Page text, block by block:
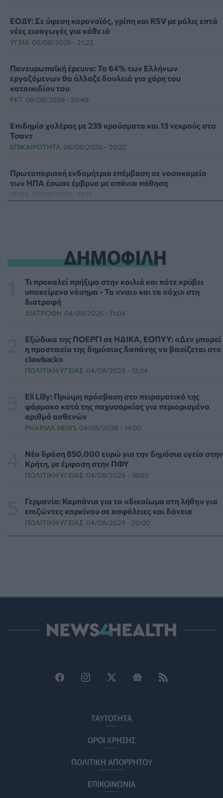
ΕΟΔΥ: Σε ύφεση κορονοϊός, γρίπη και RSV με μόλις επτά
νέες εισαγωγές για κάθε ιό
ΥΓΕΊΑ 06/08/2026 - 21:22
Πανευρωπαϊκή έρευνα: Το 64% των Ελλήνων
εργαζόμενων θα άλλαζε δουλειά για χάρη του
κατοικιδίου του
PET 06/08/2026 - 20:49
Επιδημία χολέρας με 239 κρούσματα και 13 νεκρούς στο
Τσαντ
ΕΠΙΚΑΙΡΌΤΗΤΑ 06/08/2026 - 20:22
Πρωτοποριακή ενδομήτρια επέμβαση σε νοσοκομείο
των ΗΠΑ έσωσε έμβρυο με σπάνια πάθηση
ΥΓΕΊΑ 06/08/2026 - 19:17
Διαβητική αμφιβληστροειδοπάθεια: «Σιωπηλός»
κίνδυνος για την όραση των ασθενών
HEALTH TALK 06/08/2026 - 17:34
Γιατί οι γιατροί διστάζουν να γράψουν ορμονική
ΥΓΕΊΑ 06/08/2026 - 17:01
Γιαννάκος: Πρωτοφανής πίεση στο Νοσοκομείο
Ζακύνθου - Καταγγέλθηκαν οκτώ βιασμοί γυναικών
Έκτακτα μέτρα και στην Καστοριά κατά της διασποράς
της ευλογιάς των προβάτων
ΕΠΙΚΑΙΡΌΤΗΤΑ 06/08/2026 - 16:16
Τα τρία SOS στη μέση ηλικία που εξασφαλίζουν 13
επιπλέον χρόνια χωρίς άνοια
ΥΓΕΊΑ 06/08/2026 - 16:00
Εθελοντές του ΕΕΣ διέσωσαν δεκάδες οικόσιτα και
άγρια ζώα από τις φωτιές στη Δυτική Αττική
06/08/2026 - 15:42
ΥΓΕΊΑ 06/08/2026 - 15:00
ΕΔΟΕΑΠ: Συστάσεις για τις επερχόμενες ζέστες - Πότε
πρέπει να απευθυνθούμε στον γιατρό μας
06/08/2026 - 14:17
Skin dysmorphia: Όταν η εμμονή με το «τέλειο» δέρμα
αποτελεί πρόβλημα ψυχικής υγείας
06/08/2026 - 14:00
ΔΗΜΟΦΙΛΗ
Τι προκαλεί πρήξιμο στην κοιλιά και πότε κρύβει
υποκείμενο νόσημα - Τα «ναι» και τα «όχι» στη
διατροφή
ΔΙΑΤΡΟΦΉ 04/08/2026 - 11:04
Εξώδικα της ΠΟΕΡΓΙ σε ΗΔΙΚΑ, ΕΟΠΥΥ: «Δεν μπορεί
η προστασία της δημόσιας δαπάνης να βασίζεται στο
clawback»
ΠΟΛΙΤΙΚΉ ΥΓΕΊΑΣ 04/08/2026 - 12:34
Eli Lilly: Πρώιμη πρόσβαση στο πειραματικό της
φάρμακο κατά της παχυσαρκίας για περιορισμένο
αριθμό ασθενών
PHARMA NEWS 04/08/2026 - 14:00
Νέα δράση 850.000 ευρώ για την δημόσια υγεία στην
Κρήτη, με έμφαση στην ΠΦΥ
ΠΟΛΙΤΙΚΉ ΥΓΕΊΑΣ 04/08/2026 - 18:03
Γερμανία: Καμπάνια για το «δικαίωμα στη λήθη» για
επιζώντες καρκίνου σε ασφάλειες και δάνεια
ΠΟΛΙΤΙΚΉ ΥΓΕΊΑΣ 04/08/2026 - 20:00
ΤΑΥΤΟΤΗΤΑ
ΟΡΟΙ ΧΡΗΣΗΣ
ΠΟΛΙΤΙΚΗ ΑΠΟΡΡΗΤΟΥ
ΕΠΙΚΟΙΝΩΝΙΑ